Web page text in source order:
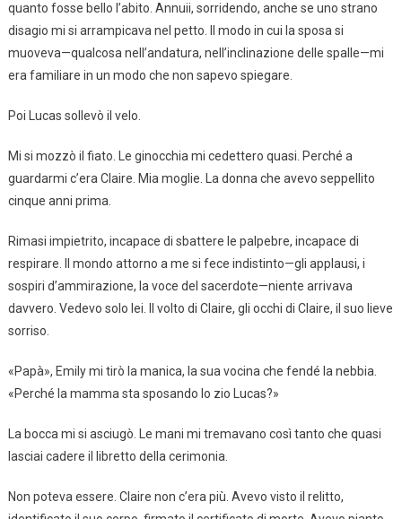
quanto fosse bello l’abito. Annuii, sorridendo, anche se uno strano
disagio mi si arrampicava nel petto. Il modo in cui la sposa si
muoveva—qualcosa nell’andatura, nell’inclinazione delle spalle—mi
era familiare in un modo che non sapevo spiegare.
Poi Lucas sollevò il velo.
Mi si mozzò il fiato. Le ginocchia mi cedettero quasi. Perché a
guardarmi c’era Claire. Mia moglie. La donna che avevo seppellito
cinque anni prima.
Rimasi impietrito, incapace di sbattere le palpebre, incapace di
respirare. Il mondo attorno a me si fece indistinto—gli applausi, i
sospiri d’ammirazione, la voce del sacerdote—niente arrivava
davvero. Vedevo solo lei. Il volto di Claire, gli occhi di Claire, il suo lieve
sorriso.
«Papà», Emily mi tirò la manica, la sua vocina che fendé la nebbia.
«Perché la mamma sta sposando lo zio Lucas?»
La bocca mi si asciugò. Le mani mi tremavano così tanto che quasi
lasciai cadere il libretto della cerimonia.
Non poteva essere. Claire non c’era più. Avevo visto il relitto,